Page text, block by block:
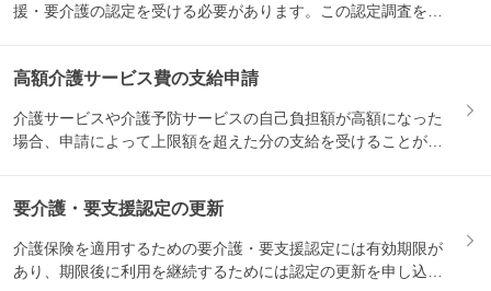
援・要介護の認定を受ける必要があります。この認定調査を受
高額介護サービス費の支給申請
介護サービスや介護予防サービスの自己負担額が高額になった
場合、申請によって上限額を超えた分の支給を受けることがで
要介護・要支援認定の更新
介護保険を適用するための要介護・要支援認定には有効期限が
あり、期限後に利用を継続するためには認定の更新を申し込む